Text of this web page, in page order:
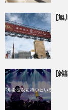
[旭
[雑